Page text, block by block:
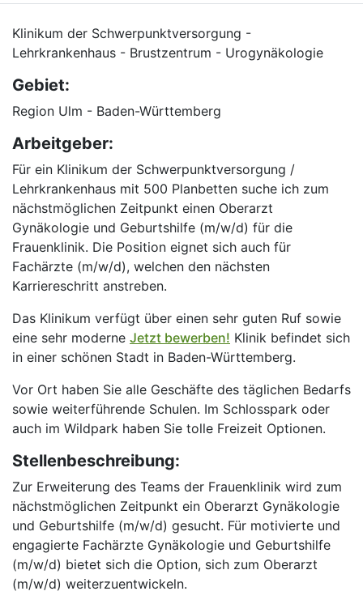
Klinikum der Schwerpunktversorgung -
Lehrkrankenhaus - Brustzentrum - Urogynäkologie
Gebiet:
Region Ulm - Baden-Württemberg
Arbeitgeber:
Für ein Klinikum der Schwerpunktversorgung /
Lehrkrankenhaus mit 500 Planbetten suche ich zum
nächstmöglichen Zeitpunkt einen Oberarzt
Gynäkologie und Geburtshilfe (m/w/d) für die
Frauenklinik. Die Position eignet sich auch für
Fachärzte (m/w/d), welchen den nächsten
Karriereschritt anstreben.
Das Klinikum verfügt über einen sehr guten Ruf sowie
eine sehr moderne Jetzt bewerben! Klinik befindet sich
in einer schönen Stadt in Baden-Württemberg.
Vor Ort haben Sie alle Geschäfte des täglichen Bedarfs
sowie weiterführende Schulen. Im Schlosspark oder
auch im Wildpark haben Sie tolle Freizeit Optionen.
Stellenbeschreibung:
Zur Erweiterung des Teams der Frauenklinik wird zum
nächstmöglichen Zeitpunkt ein Oberarzt Gynäkologie
und Geburtshilfe (m/w/d) gesucht. Für motivierte und
engagierte Fachärzte Gynäkologie und Geburtshilfe
(m/w/d) bietet sich die Option, sich zum Oberarzt
(m/w/d) weiterzuentwickeln.